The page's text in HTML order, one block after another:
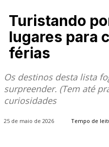
Turistando
lugares para
férias
Os destinos desta lista
surpreender. (Tem até
curiosidades
25 de maio de 2026 Tempo de